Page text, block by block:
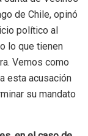
de Chile, opinó
político al
lo que tienen
Vemos como
esta acusación
su mandato